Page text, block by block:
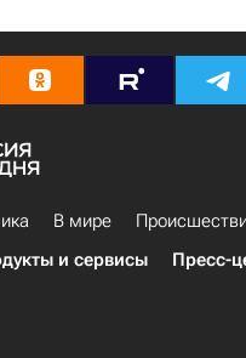
В мире
и сервисы Пресс-